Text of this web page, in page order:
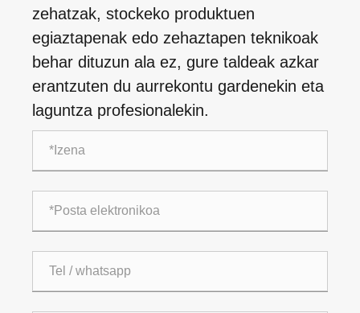
zehatzak, stockeko produktuen
egiaztapenak edo zehaztapen teknikoak
behar dituzun ala ez, gure taldeak azkar
erantzuten du aurrekontu gardenekin eta
laguntza profesionalekin.